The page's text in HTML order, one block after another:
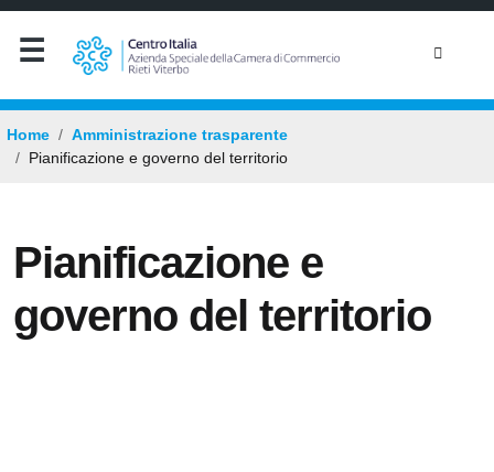
Home
Amministrazione trasparente
Pianificazione e governo del territorio
Pianificazione e
governo del territorio